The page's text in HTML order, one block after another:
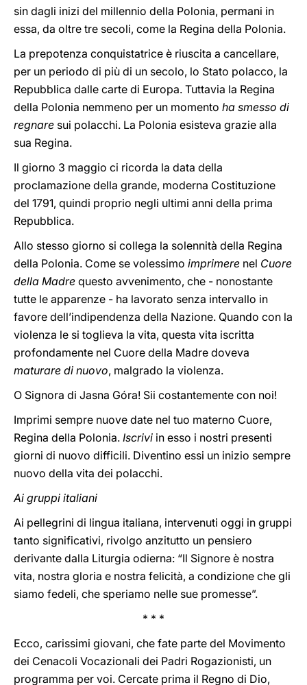
sin dagli inizi del millennio della Polonia, permani in
essa, da oltre tre secoli, come la Regina della Polonia.
La prepotenza conquistatrice è riuscita a cancellare,
per un periodo di più di un secolo, lo Stato polacco, la
Repubblica dalle carte di Europa. Tuttavia la Regina
della Polonia nemmeno per un momento ha smesso di
regnare sui polacchi. La Polonia esisteva grazie alla
sua Regina.
Il giorno 3 maggio ci ricorda la data della
proclamazione della grande, moderna Costituzione
del 1791, quindi proprio negli ultimi anni della prima
Repubblica.
Allo stesso giorno si collega la solennità della Regina
della Polonia. Come se volessimo imprimere nel Cuore
della Madre questo avvenimento, che - nonostante
tutte le apparenze - ha lavorato senza intervallo in
favore dell’indipendenza della Nazione. Quando con la
violenza le si toglieva la vita, questa vita iscritta
profondamente nel Cuore della Madre doveva
maturare di nuovo, malgrado la violenza.
O Signora di Jasna Góra! Sii costantemente con noi!
Imprimi sempre nuove date nel tuo materno Cuore,
Regina della Polonia. Iscrivi in esso i nostri presenti
giorni di nuovo difficili. Diventino essi un inizio sempre
nuovo della vita dei polacchi.
Ai gruppi italiani
Ai pellegrini di lingua italiana, intervenuti oggi in gruppi
tanto significativi, rivolgo anzitutto un pensiero
derivante dalla Liturgia odierna: “Il Signore è nostra
vita, nostra gloria e nostra felicità, a condizione che gli
siamo fedeli, che speriamo nelle sue promesse”.
* * *
Ecco, carissimi giovani, che fate parte del Movimento
dei Cenacoli Vocazionali dei Padri Rogazionisti, un
programma per voi. Cercate prima il Regno di Dio,